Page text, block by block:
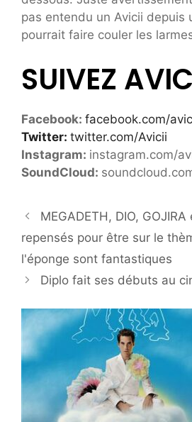
pas entendu un Avicii depuis
pourrait faire couler les
SUIVEZ
Facebook: facebook.com/
Twitter: twitter.com/Avicii
Instagram: instagram.com/
SoundCloud:
MEGADETH, DIO,
repensés pour être sur le
l'éponge sont fantastiques
Diplo fait ses débuts au